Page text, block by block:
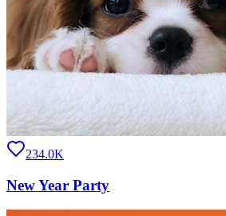
234.0K
New Year Party